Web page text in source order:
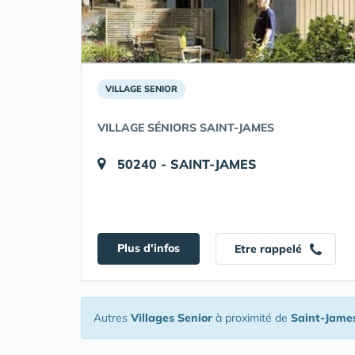
VILLAGE SENIOR
VILLAGE SÉNIORS SAINT-JAMES
50240 - SAINT-JAMES
Plus d'infos Etre rappelé
Autres Villages Senior à proximité de Saint-